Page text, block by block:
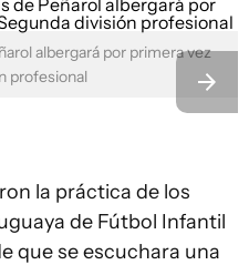
albergará por primera vez
profesional
la práctica de los
de Fútbol Infantil
que se escuchara una